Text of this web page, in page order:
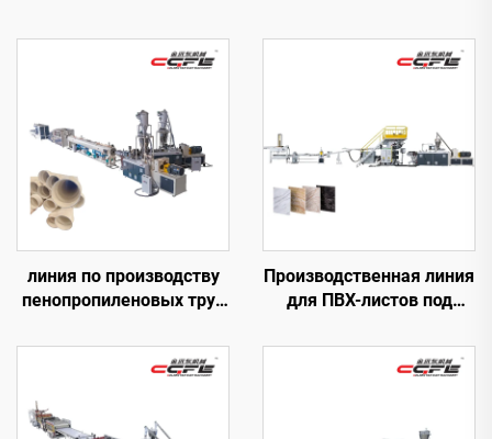
линия по производству
пенопропиленовых труб
мм
Производственная линия
для ПВХ-листов под